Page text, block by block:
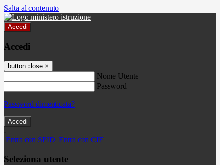
Salta al contenuto
Accedi
Accedi
button close ×
Nome Utente
Password
Password dimenticata?
-
Entra con SPID Entra con CIE
Seleziona utente